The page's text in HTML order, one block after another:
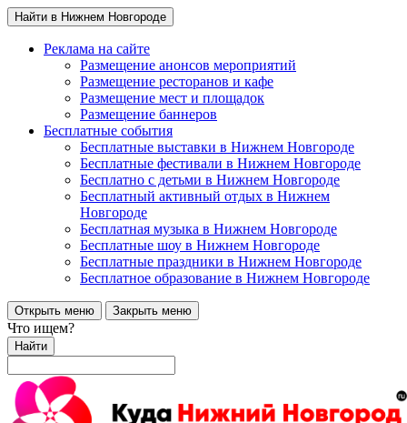
Найти в Нижнем Новгороде
Реклама на сайте
Размещение анонсов мероприятий
Размещение ресторанов и кафе
Размещение мест и площадок
Размещение баннеров
Бесплатные события
Бесплатные выставки в Нижнем Новгороде
Бесплатные фестивали в Нижнем Новгороде
Бесплатно с детьми в Нижнем Новгороде
Бесплатный активный отдых в Нижнем
Новгороде
Бесплатная музыка в Нижнем Новгороде
Бесплатные шоу в Нижнем Новгороде
Бесплатные праздники в Нижнем Новгороде
Бесплатное образование в Нижнем Новгороде
Открыть меню Закрыть меню
Что ищем?
Найти